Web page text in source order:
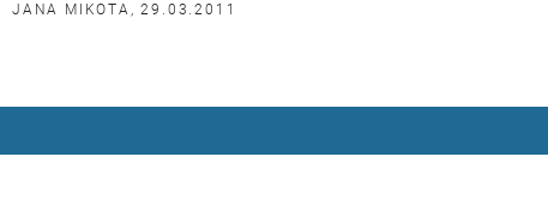
JANA MIKOTA, 29.03.2011